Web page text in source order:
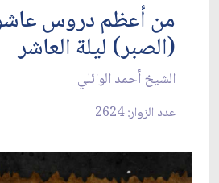
من أعظم دروس
(الصبر) ليلة العاشر
الشيخ أحمد الوائلي
عدد الزوار: 2624